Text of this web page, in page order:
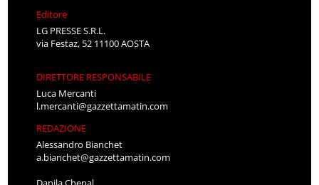
Editore
LG PRESSE S.R.L.
via Festaz, 52 11100 AOSTA
DIRETTORE RESPONSABILE
Luca Mercanti
l.mercanti@gazzettamatin.com
REDAZIONE
Alessandro Bianchet
a.bianchet@gazzettamatin.com